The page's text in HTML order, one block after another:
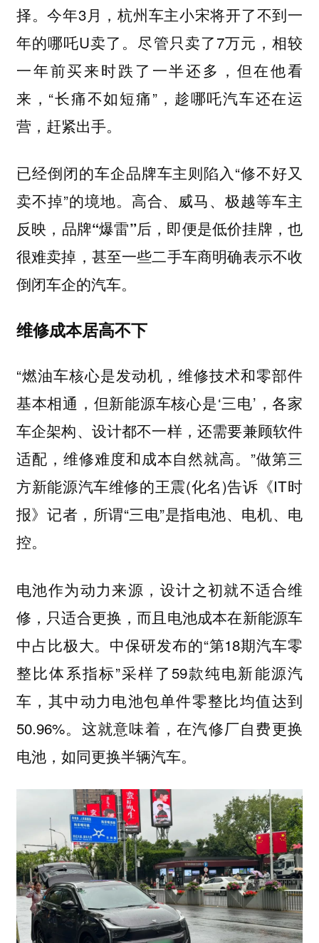
择。今年3月，杭州车主小宋将开了不到一
年的哪吒U卖了。尽管只卖了7万元，相较
一年前买来时跌了一半还多，但在他看
来，“长痛不如短痛”，趁哪吒汽车还在运
营，赶紧出手。
已经倒闭的车企品牌车主则陷入“修不好又
卖不掉”的境地。 高合、威马、极越等车主
反映，品牌“爆雷”后，即便是低价挂牌，也
很难卖掉，甚至一些二手车商明确表示不收
倒闭车企的汽车。
维修成本居高不下
“燃油车核心是发动机，维修技术和零部件
基本相通，但新能源车核心是‘三电’，各家
车企架构、设计都不一样，还需要兼顾软件
适配，维修难度和成本自然就高。”做第三
方新能源汽车维修的王震(化名)告诉《IT时
报》记者，所谓“三电”是指电池、电机、电
控。
电池作为动力来源，设计之初就不适合维
修，只适合更换，而且电池成本在新能源车
中占比极大。中保研发布的“第18期汽车零
整比体系指标”采样了59款纯电新能源汽
车，其中动力电池包单件零整比均值达到
50.96%。 这就意味着，在汽修厂自费更换
电池，如同更换半辆汽车。